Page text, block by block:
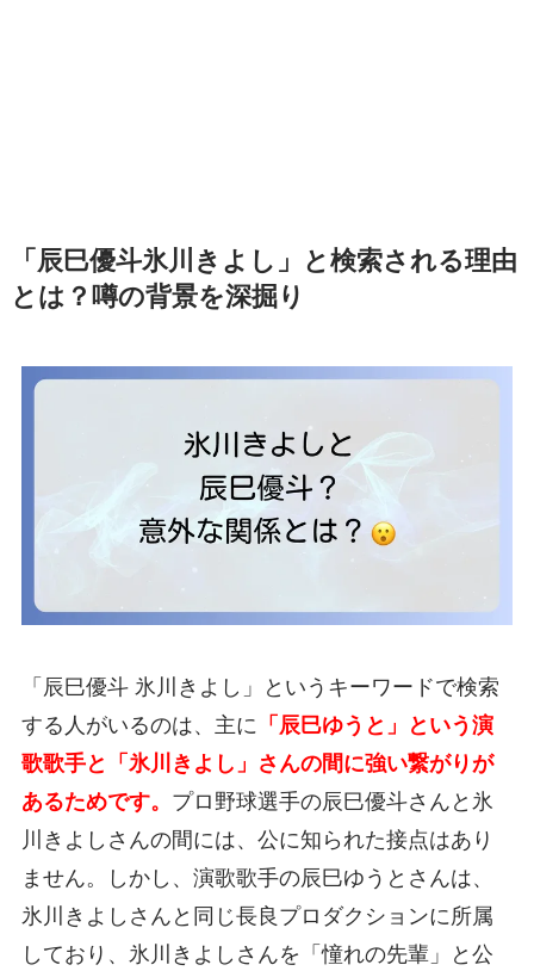
「辰巳優斗氷川きよし」と検索される理由
とは？噂の背景を深掘り
「辰巳優斗 氷川きよし」というキーワードで検索
する人がいるのは、主に 「辰巳ゆうと」という演
歌歌手と「氷川きよし」さんの間に強い繋がりが
あるためです。 プロ野球選手の辰巳優斗さんと氷
川きよしさんの間には、公に知られた接点はあり
ません。しかし、演歌歌手の辰巳ゆうとさんは、
氷川きよしさんと同じ長良プロダクションに所属
しており、氷川きよしさんを「憧れの先輩」と公